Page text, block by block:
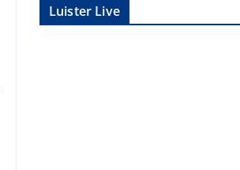
Luister Live